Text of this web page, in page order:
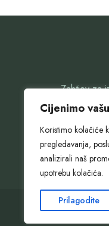
Cijenimo
Koristimo kolačiće
pregledavanja,
analizirali naš
upotrebu kolačića.
Prilagodite
Zahtjev za
pješačkog
Obrazac